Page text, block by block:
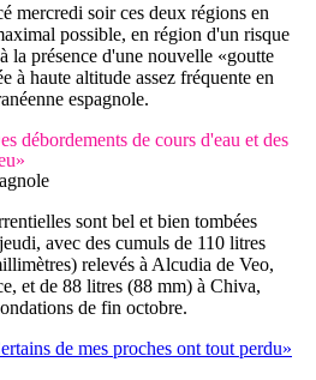
mercredi soir ces deux régions en
possible, en région d'un risque
la présence d'une nouvelle «goutte
à haute altitude assez fréquente en
espagnole.
débordements de cours d'eau et des
sont bel et bien tombées
avec des cumuls de 110 litres
relevés à Alcudia de Veo,
et de 88 litres (88 mm) à Chiva,
de fin octobre.
de mes proches ont tout perdu»